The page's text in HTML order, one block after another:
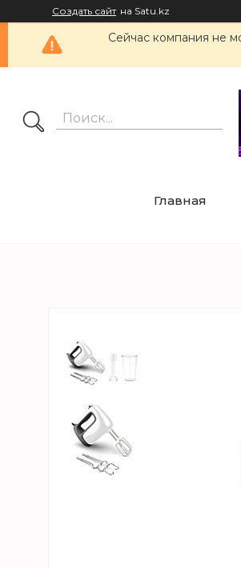
Создать сайт на Satu.kz
Сейчас компания не
Главная